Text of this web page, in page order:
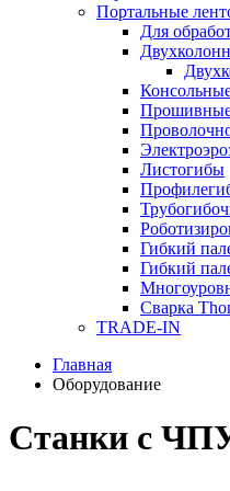
Портальные
Для
Листогибы
Гибкий
Гибкий
Сварка
TRADE-IN
Главная
Оборудование
Станки с